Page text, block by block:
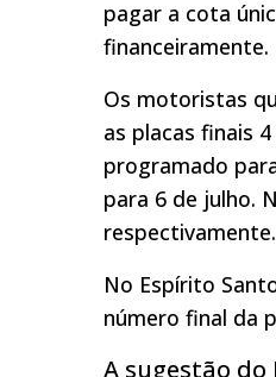
pagar a cota
financeiramente.
Os motoristas
as placas finais
programado
para 6 de julho.
respectivamente.
No Espírito
número final da
A sugestão